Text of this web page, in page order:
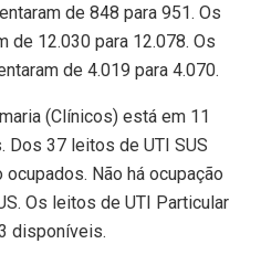
de 848 para 951. Os
de 12.030 para 12.078. Os
de 4.019 para 4.070.
(Clínicos) está em 11
37 leitos de UTI SUS
Não há ocupação
Os leitos de UTI Particular
disponíveis.